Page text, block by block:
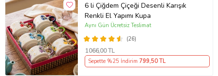
6 li Çiğdem Çiçeği Desenli Karışık
Renkli El Yapımı Kupa
(26)
Aynı Gün Ücretsiz Teslimat
1066,00 TL
Sepette %25 İndirim 799,50 TL